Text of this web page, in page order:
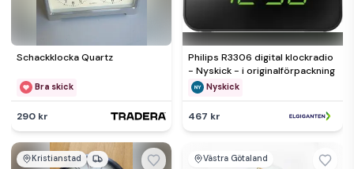
Schackklocka Quartz
Bra skick
290 kr
Philips R3306 digital klockradio
- Nyskick - i originalförpackning
Nyskick
467 kr
Kristianstad Västra Götaland